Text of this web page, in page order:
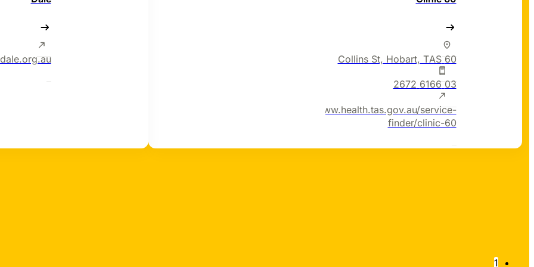
60 Collins St, Hobart, TAS
03 6166 2672
https://www.health.tas.gov.au/service-
finder/clinic-60
1